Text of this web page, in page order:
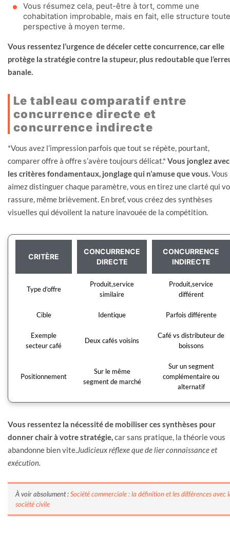
Vous résumez cela, peut-être à tort, comme une
cohabitation improbable, mais en fait, elle structure toute
perspective à moyen terme.
Vous ressentez l’urgence de déceler cette concurrence, car elle
protège la stratégie contre la stupeur, plus redoutable que
banale.
Le tableau comparatif entre
concurrence directe et
concurrence indirecte
*Vous avez l’impression parfois que tout se répète, pourtant,
comparer offre à offre s’avère toujours délicat.* Vous jonglez avec
les critères fondamentaux, jonglage qui n’amuse que vous.Vous
aimez distinguer chaque paramètre, vous en tirez une clarté qui
rassure, même brièvement. En bref, vous créez des synthèses
visuelles qui dévoilent la nature inavouée de la compétition.
CRITÈRE
CONCURRENCE
DIRECTE
CONCURRENCE
INDIRECTE
Type d’offre
Produit,service
similaire
Produit,service
différent
Cible Identique Parfois différente
Exemple
secteur café
Deux cafés voisins
Café vs distributeur de
boissons
Positionnement
Sur le même
segment de marché
Sur un segment
complémentaire ou
alternatif
Vous ressentez la nécessité de mobiliser ces synthèses pour
donner chair à votre stratégie,car sans pratique, la théorie vous
abandonne bien vite.Judicieux réflexe que de lier connaissance et
exécution.
À voir absolument :Société commerciale : la définition et les différences avec
société civile